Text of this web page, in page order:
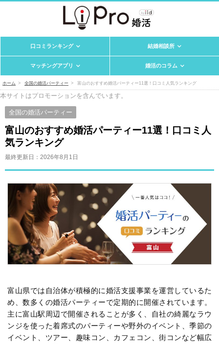
口コミランキング 結婚相談所
マッチングアプリ 婚活のコラム
ホーム 全国の婚活パーティー 富山のおすすめ婚活パーティー11選！口コミ人気ランキング
本サイトはプロモーションを含んでいます。
全国の婚活パーティー
富山のおすすめ婚活パーティー11選！口コミ人
気ランキング
最終更新日： 2026年8月1日
富山県では自治体が積極的に婚活支援事業を運営しているた
め、数多くの婚活パーティーで定期的に開催されています。
主に富山駅周辺で開催されることが多く、自社の綺麗なラウ
ンジを使った着席式のパーティーや野外のイベント、季節の
イベント、ツアー、趣味コン、カフェコン、街コンなど幅広